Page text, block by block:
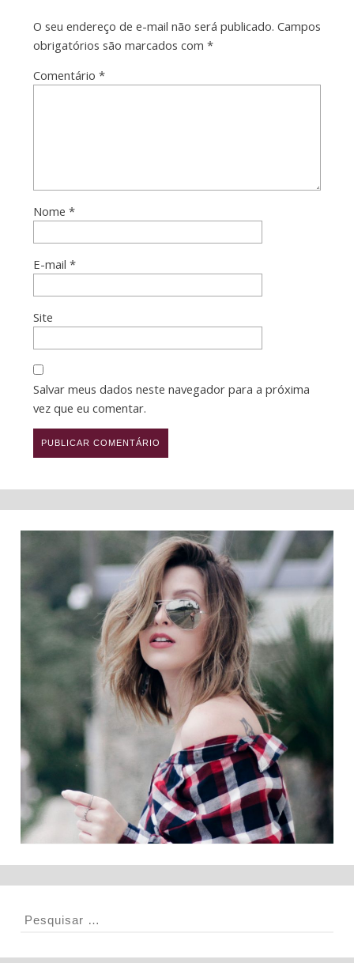
O seu endereço de e-mail não será publicado. Campos
obrigatórios são marcados com *
Comentário *
Nome *
E-mail *
Site
Salvar meus dados neste navegador para a próxima
vez que eu comentar.